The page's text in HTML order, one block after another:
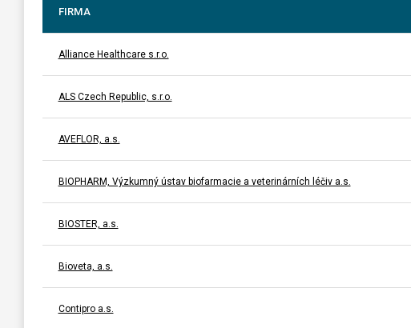
FIRMA
Alliance Healthcare s.r.o.
ALS Czech Republic, s.r.o.
AVEFLOR, a.s.
BIOPHARM, Výzkumný ústav biofarmacie a veterinárních léčiv a.s.
BIOSTER, a.s.
Bioveta, a.s.
Contipro a.s.